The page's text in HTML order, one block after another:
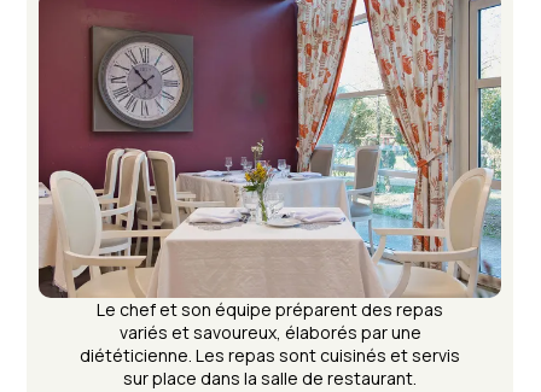
Le chef et son équipe préparent des repas
variés et savoureux, élaborés par une
diététicienne. Les repas sont cuisinés et servis
sur place dans la salle de restaurant.